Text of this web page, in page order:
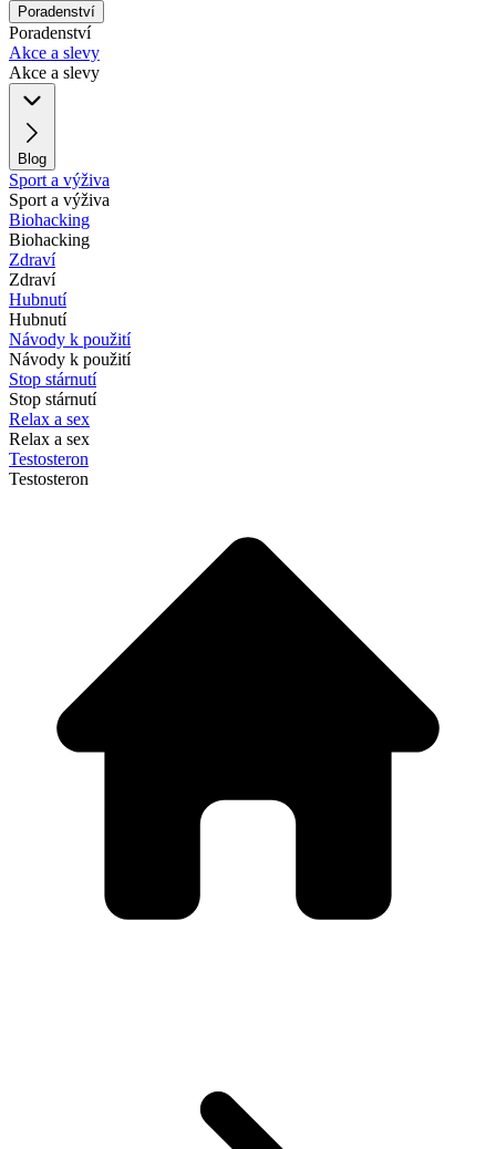
Poradenství
Poradenství
Akce a slevy
Akce a slevy
Blog
Sport a výživa
Sport a výživa
Biohacking
Biohacking
Zdraví
Zdraví
Hubnutí
Hubnutí
Návody k použití
Návody k použití
Stop stárnutí
Stop stárnutí
Relax a sex
Relax a sex
Testosteron
Testosteron